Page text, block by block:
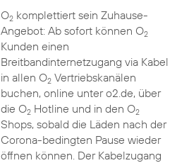
O2komplettiert sein Zuhause-
Angebot: Ab sofort können O2
Kunden einen
Breitbandinternetzugang via Kabel
in allen O2Vertriebskanälen
buchen, online unter o2.de, über
die O2Hotline und in den O2
Shops, sobald die Läden nach der
Corona-bedingten Pause wieder
öffnen können. Der Kabelzugang